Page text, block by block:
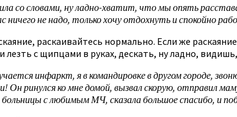
со словами, ну ладно-хватит, что мы опять
не надо, только хочу отдохнуть и спокойно
раскаивайтесь нормально. Если же
лезть с щипцами в руках, дескать, ну ладно,
инфаркт, я в командировке в другом городе,
ринулся ко мне домой, вызвал скорую, отправил
больницы с любимым МЧ, сказала большое спасибо, и